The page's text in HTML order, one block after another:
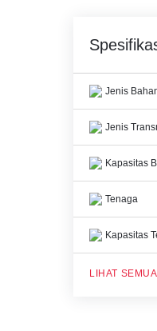
Jenis
Jenis
Kapasitas
Tenaga
Kapasitas